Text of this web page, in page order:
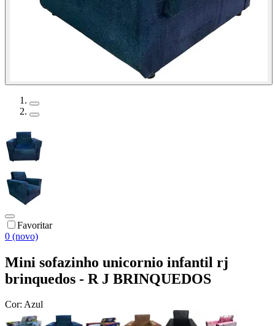
Favoritar
0 (novo)
Mini sofazinho unicornio infantil rj
brinquedos - R J BRINQUEDOS
Cor: Azul